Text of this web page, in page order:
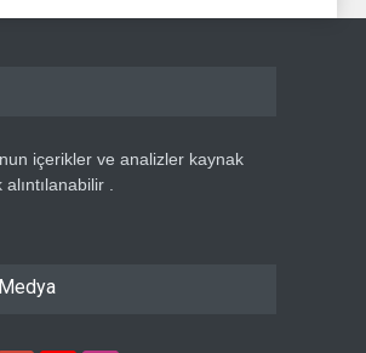
içerikler ve analizler kaynak
.